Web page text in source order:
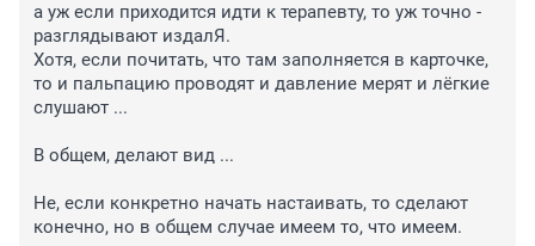
а уж если приходится идти к терапевту, то уж точно -
разглядывают издалЯ.
Хотя, если почитать, что там заполняется в карточке,
то и пальпацию проводят и давление мерят и лёгкие
слушают ...
В общем, делают вид ...
Не, если конкретно начать настаивать, то сделают
конечно, но в общем случае имеем то, что имеем.